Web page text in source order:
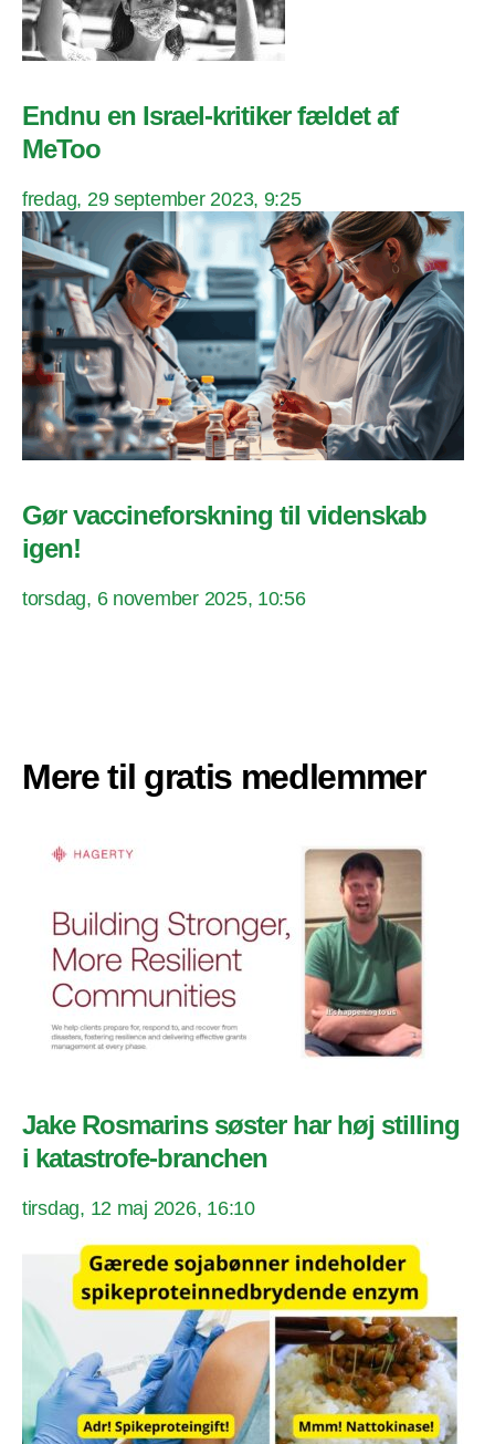
Endnu en Israel-kritiker fældet af
MeToo
fredag, 29 september 2023, 9:25
Gør vaccineforskning til videnskab
igen!
torsdag, 6 november 2025, 10:56
Mere til gratis medlemmer
Jake Rosmarins søster har høj stilling
i katastrofe-branchen
tirsdag, 12 maj 2026, 16:10